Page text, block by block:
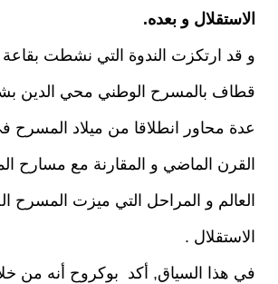
الاستقلال و بعده.
و قد ارتكزت الندوة التي نشطت
قطاف بالمسرح الوطني محي الدين
عدة محاور انطلاقا من ميلاد المسرح
القرن الماضي و المقارنة مع مسارح
العالم و المراحل التي ميزت المسرح
الاستقلال .
في هذا السياق, أكد بوكروح أنه من